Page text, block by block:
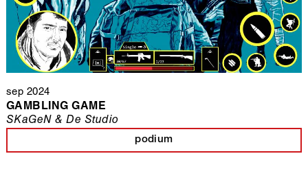
sep 2024
GAMBLING GAME
podium
SKaGeN & De Studio